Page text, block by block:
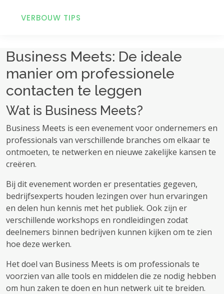
VERBOUW TIPS
Business Meets: De ideale
manier om professionele
contacten te leggen
Wat is Business Meets?
Business Meets is een evenement voor ondernemers en
professionals van verschillende branches om elkaar te
ontmoeten, te netwerken en nieuwe zakelijke kansen te
creëren.
Bij dit evenement worden er presentaties gegeven,
bedrijfsexperts houden lezingen over hun ervaringen
en delen hun kennis met het publiek. Ook zijn er
verschillende workshops en rondleidingen zodat
deelnemers binnen bedrijven kunnen kijken om te zien
hoe deze werken.
Het doel van Business Meets is om professionals te
voorzien van alle tools en middelen die ze nodig hebben
om hun zaken te doen en hun netwerk uit te breiden.